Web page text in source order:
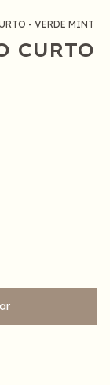
- VERDE MINT
CURTO